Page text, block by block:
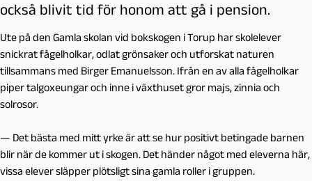
också blivit tid för honom att gå i pension.
Ute på den Gamla skolan vid bokskogen i Torup har skolelever
snickrat fågelholkar, odlat grönsaker och utforskat naturen
tillsammans med Birger Emanuelsson. Ifrån en av alla fågelholkar
piper talgoxeungar och inne i växthuset gror majs, zinnia och
solrosor.
— Det bästa med mitt yrke är att se hur positivt betingade barnen
blir när de kommer ut i skogen. Det händer något med eleverna här,
vissa elever släpper plötsligt sina gamla roller i gruppen.